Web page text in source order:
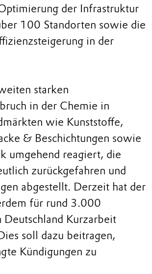
der Infrastruktur
100 Standorten sowie die
in der
starken
in der Chemie in
wie Kunststoffe,
& Beschichtungen sowie
umgehend reagiert, die
zurückgefahren und
abgestellt. Derzeit hat der
für rund 3.000
Kurzarbeit
soll dazu beitragen,
Kündigungen zu